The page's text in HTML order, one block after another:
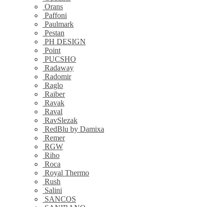
Orans
Paffoni
Paulmark
Pestan
PH DESIGN
Point
PUCSHO
Radaway
Radomir
Raglo
Raiber
Ravak
Raval
RavSlezak
RedBlu by Damixa
Remer
RGW
Riho
Roca
Royal Thermo
Rush
Salini
SANCOS